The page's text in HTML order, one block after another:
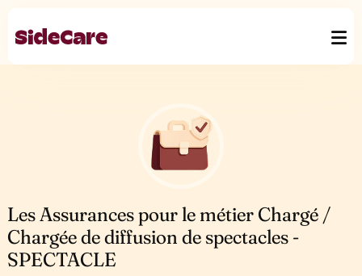
Les Assurances pour le métier Chargé /
Chargée de diffusion de spectacles -
SPECTACLE